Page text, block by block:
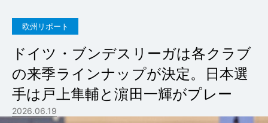
欧州リポート
ドイツ・ブンデスリーガは各クラブ
の来季ラインナップが決定。日本選
手は戸上隼輔と濵田一輝がプレー
2026.06.19